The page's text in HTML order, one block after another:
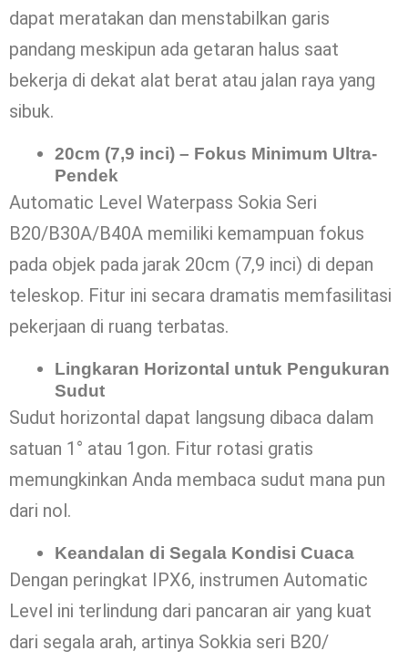
dapat meratakan dan menstabilkan garis
pandang meskipun ada getaran halus saat
bekerja di dekat alat berat atau jalan raya yang
sibuk.
20cm (7,9 inci) – Fokus Minimum Ultra-
Pendek
Automatic Level Waterpass Sokia Seri
B20/B30A/B40A memiliki kemampuan fokus
pada objek pada jarak 20cm (7,9 inci) di depan
teleskop. Fitur ini secara dramatis memfasilitasi
pekerjaan di ruang terbatas.
Lingkaran Horizontal untuk Pengukuran
Sudut
Sudut horizontal dapat langsung dibaca dalam
satuan 1° atau 1gon. Fitur rotasi gratis
memungkinkan Anda membaca sudut mana pun
dari nol.
Keandalan di Segala Kondisi Cuaca
Dengan peringkat IPX6, instrumen Automatic
Level ini terlindung dari pancaran air yang kuat
dari segala arah, artinya Sokkia seri B20/